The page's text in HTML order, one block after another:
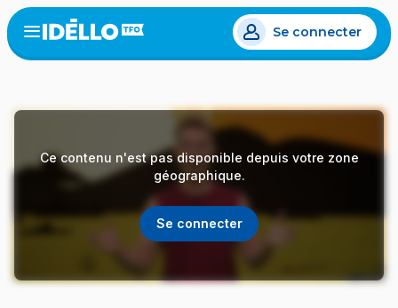
Aller
au
contenu
Open
menu
Se connecter
Ce contenu n'est pas disponible depuis votre zone
géographique.
Se connecter